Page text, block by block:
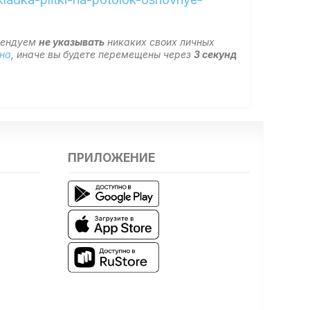
не указывать никаких своих личных
, иначе вы будете перемещены через3секунд
ПРИЛОЖЕНИЕ